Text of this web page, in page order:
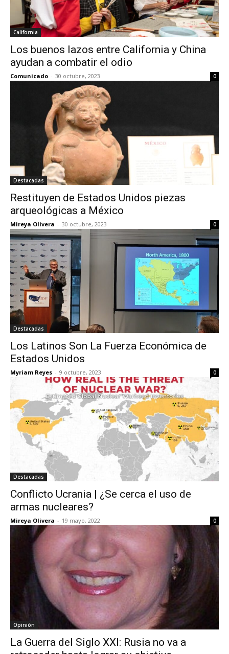
California
Los buenos lazos entre California y China
ayudan a combatir el odio
Comunicado - 30 octubre, 2023 0
Destacadas
Restituyen de Estados Unidos piezas
arqueológicas a México
Mireya Olivera - 30 octubre, 2023 0
Destacadas
Los Latinos Son La Fuerza Económica de
Estados Unidos
Myriam Reyes - 9 octubre, 2023 0
Destacadas
Conflicto Ucrania | ¿Se cerca el uso de
armas nucleares?
Mireya Olivera - 19 mayo, 2022 0
Opinión
La Guerra del Siglo XXI: Rusia no va a